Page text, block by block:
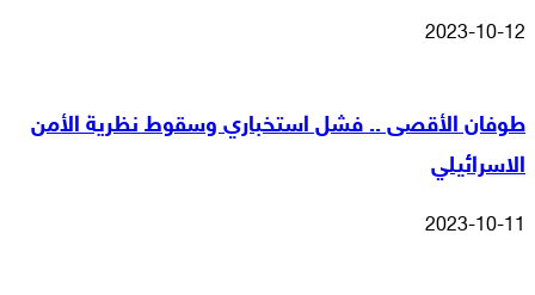
2023-10-12
طوفان الأقصى .. فشل استخباري وسقوط نظرية الأمن
الاسرائيلي
2023-10-11